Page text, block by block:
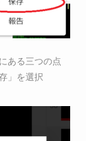
ある三つの点
」を選択